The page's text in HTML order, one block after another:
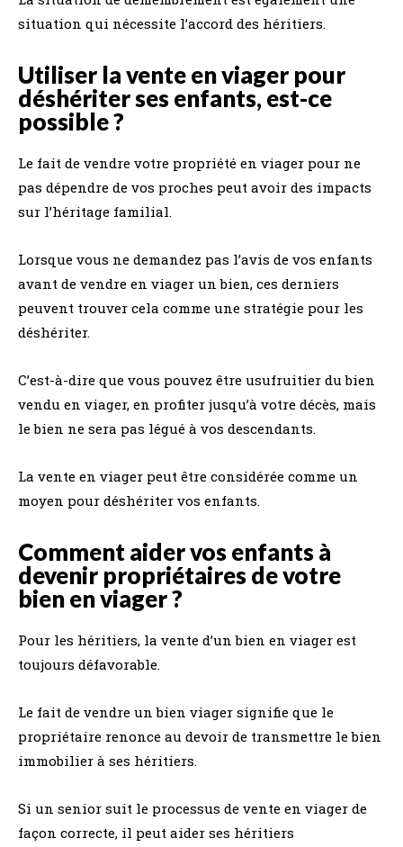
situation qui nécessite l’accord des héritiers.
Utiliser la vente en viager pour
déshériter ses enfants, est-ce
possible ?
Le fait de vendre votre propriété en viager pour ne
pas dépendre de vos proches peut avoir des impacts
sur l’héritage familial.
Lorsque vous ne demandez pas l’avis de vos enfants
avant de vendre en viager un bien, ces derniers
peuvent trouver cela comme une stratégie pour les
déshériter.
C’est-à-dire que vous pouvez être usufruitier du bien
vendu en viager, en profiter jusqu’à votre décès, mais
le bien ne sera pas légué à vos descendants.
La vente en viager peut être considérée comme un
moyen pour déshériter vos enfants.
Comment aider vos enfants à
devenir propriétaires de votre
bien en viager ?
Pour les héritiers, la vente d’un bien en viager est
toujours défavorable.
Le fait de vendre un bien viager signifie que le
propriétaire renonce au devoir de transmettre le bien
immobilier à ses héritiers.
Si un senior suit le processus de vente en viager de
façon correcte, il peut aider ses héritiers